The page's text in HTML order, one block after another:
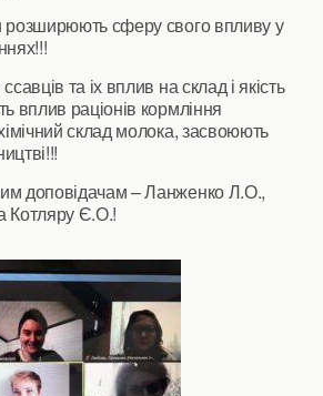
розширюють сферу свого впливу у
та іх вплив на склад і якість
вплив раціонів кормління
склад молока, засвоюють
доповідачам – Ланженко Л.О.,
Котляру Є.О.!